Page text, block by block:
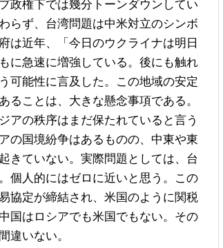
政権下では幾分トーンダウンしてい
らず、台湾問題は中米対立のシンボ
は近年、「今日のウクライナは明日
に急速に増強している。後にも触れ
可能性に言及した。この地域の安定
ることは、大きな懸念事項である。
の秩序はまだ保たれていると言う
の国境紛争はあるものの、中東や東
きていない。実際問題としては、台
個人的にはゼロに近いと思う。この
協定が締結され、米国のように関税
国はロシアでも米国でもない。その
違いない。